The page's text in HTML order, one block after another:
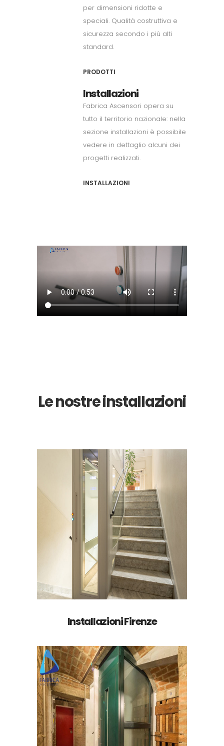
per dimensioni ridotte e
speciali. Qualità costruttiva e
sicurezza secondo i più alti
standard.
PRODOTTI
Installazioni
Fabrica Ascensori opera su
tutto il territorio nazionale: nella
sezione installazioni è possibile
vedere in dettaglio alcuni dei
progetti realizzati.
INSTALLAZIONI
Le nostre installazioni
Installazioni Firenze